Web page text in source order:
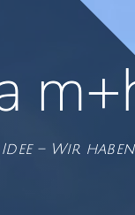
Idee – Wir